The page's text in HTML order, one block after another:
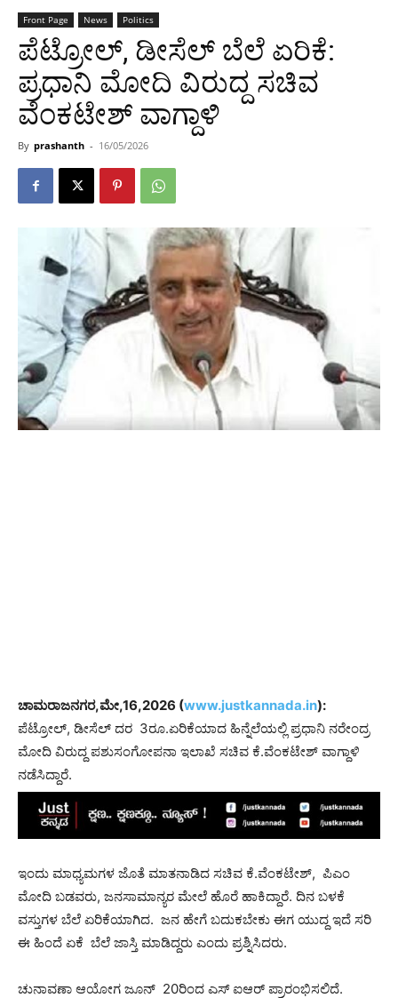
Front Page News Politics
ಪೆಟ್ರೋಲ್, ಡೀಸೆಲ್ ಬೆಲೆ ಏರಿಕೆ:
ಪ್ರಧಾನಿ ಮೋದಿ ವಿರುದ್ದ ಸಚಿವ
ವೆಂಕಟೇಶ್ ವಾಗ್ದಾಳಿ
By prashanth - 16/05/2026
ಚಾಮರಾಜನಗರ,ಮೇ,16,2026 (www.justkannada.in):
ಪೆಟ್ರೋಲ್, ಡೀಸೆಲ್ ದರ 3ರೂ.ಏರಿಕೆಯಾದ ಹಿನ್ನೆಲೆಯಲ್ಲಿ ಪ್ರಧಾನಿ ನರೇಂದ್ರ
ಮೋದಿ ವಿರುದ್ದ ಪಶುಸಂಗೋಪನಾ ಇಲಾಖೆ ಸಚಿವ ಕೆ.ವೆಂಕಟೇಶ್ ವಾಗ್ದಾಳಿ
ನಡೆಸಿದ್ದಾರೆ.
ಇಂದು ಮಾಧ್ಯಮಗಳ ಜೊತೆ ಮಾತನಾಡಿದ ಸಚಿವ ಕೆ.ವೆಂಕಟೇಶ್, ಪಿಎಂ
ಮೋದಿ ಬಡವರು, ಜನಸಾಮಾನ್ಯರ ಮೇಲೆ ಹೊರೆ ಹಾಕಿದ್ದಾರೆ. ದಿನ ಬಳಕೆ
ವಸ್ತುಗಳ ಬೆಲೆ ಏರಿಕೆಯಾಗಿದ. ಜನ ಹೇಗೆ ಬದುಕಬೇಕು ಈಗ ಯುದ್ದ ಇದೆ ಸರಿ
ಈ ಹಿಂದೆ ಏಕೆ ಬೆಲೆ ಜಾಸ್ತಿ ಮಾಡಿದ್ದರು ಎಂದು ಪ್ರಶ್ನಿಸಿದರು.
ಚುನಾವಣಾ ಆಯೋಗ ಜೂನ್ 20ರಿಂದ ಎಸ್ ಐಆರ್ ಪ್ರಾರಂಭಿಸಲಿದೆ.